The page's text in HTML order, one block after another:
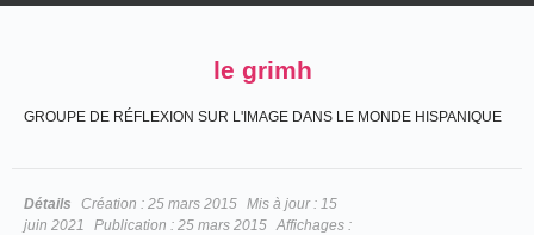
le grimh
GROUPE DE RÉFLEXION SUR L'IMAGE DANS LE MONDE HISPANIQUE
Détails Création : 25 mars 2015 Mis à jour : 15
juin 2021
Publication : 25 mars 2015 Affichages :